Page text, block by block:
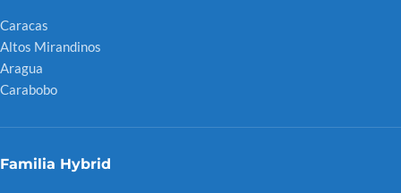
Caracas
Altos Mirandinos
Aragua
Carabobo
Familia Hybrid